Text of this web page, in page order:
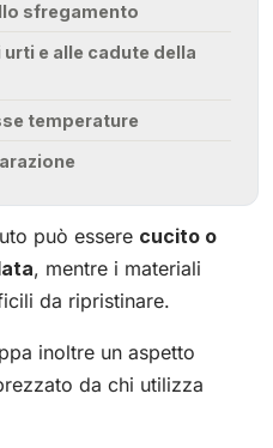
sfregamento
e alle cadute della
temperature
può essere cucito o
, mentre i materiali
da ripristinare.
inoltre un aspetto
da chi utilizza